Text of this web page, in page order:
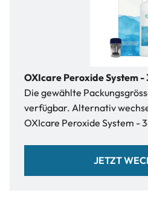
OXIcare Peroxide System
Die gewählte
verfügbar. Alternativ
OXIcare Peroxide System -
JETZT